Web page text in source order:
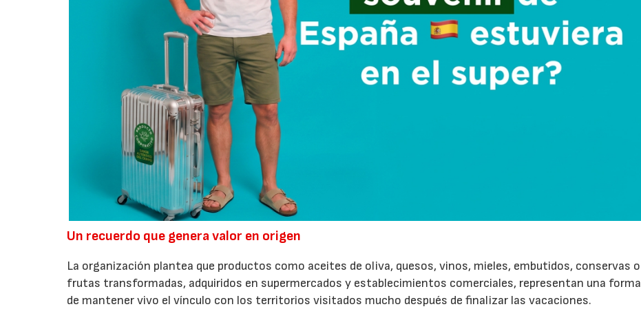
Un recuerdo que genera valor en origen
La organización plantea que productos como aceites de oliva, quesos, vinos, mieles, embutidos, conservas o
frutas transformadas, adquiridos en supermercados y establecimientos comerciales, representan una forma
de mantener vivo el vínculo con los territorios visitados mucho después de finalizar las vacaciones.